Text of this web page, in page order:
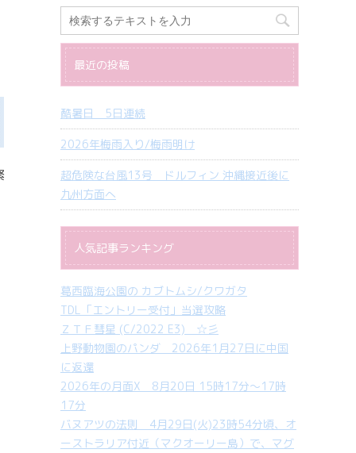
最近の投稿
酷暑日 5日連続
2026年梅雨入り/梅雨明け
超危険な台風13号 ドルフィン 沖縄接近後に
九州方面へ
人気記事ランキング
葛西臨海公園の カブトムシ/クワガタ
TDL「エントリー受付」当選攻略
ＺＴＦ彗星 (C/2022 E3) ☆彡
上野動物園のパンダ 2026年1月27日に中国
に返還
2026年の月面X 8月20日 15時17分～17時
17分
バヌアツの法則 4月29日(火)23時54分頃、オ
ーストラリア付近（マクオーリー島）で、マグ